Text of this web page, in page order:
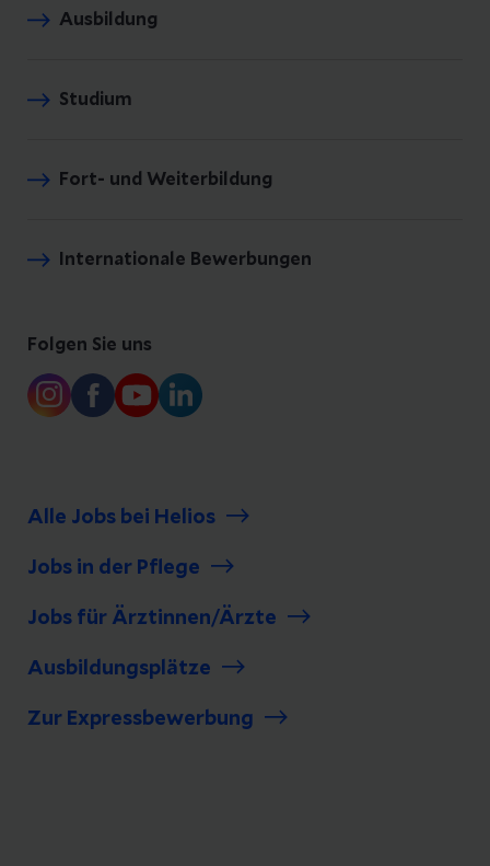
Ausbildung
Studium
Fort- und Weiterbildung
Internationale Bewerbungen
Folgen Sie uns
Alle Jobs bei Helios
Jobs in der Pflege
Jobs für Ärztinnen/Ärzte
Ausbildungsplätze
Zur Expressbewerbung